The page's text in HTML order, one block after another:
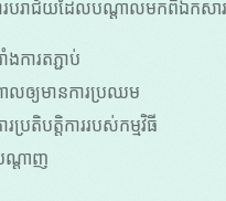
បរាជ័យដែលបណ្តាលមកពីឯកស
ារតភ្ជាប់
ឲ្យមានការប្រឈម
ប្រតិបត្តិការ​របស់កម្មវិធី
ណ្តាញ